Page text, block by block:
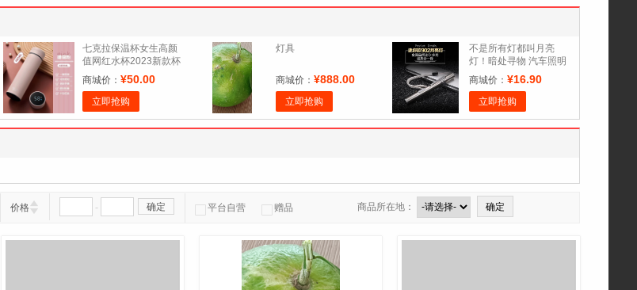
七克拉保温杯女生高颜
值网红水杯2023新款杯
子 珊瑚粉
商城价： ¥50.00
立即抢购
灯具
商城价： ¥888.00
立即抢购
不是所有灯都叫月亮
灯！暗处寻物 汽车照明
户外照明 户外露宿 深夜
走夜路
商城价： ¥16.90
立即抢购
价格 - 确定 平台自营 赠品 商品所在地：